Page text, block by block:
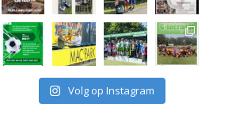
Volg op Instagram